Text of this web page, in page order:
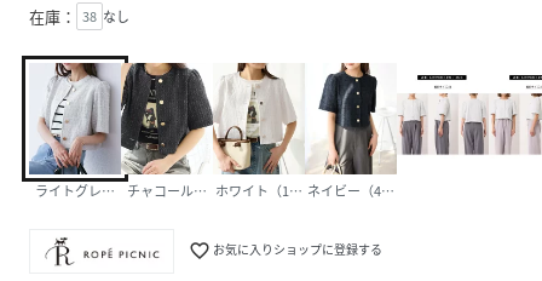
在庫： 38 なし
ライトグレー（08）チャコール（06）ホワイト（10）ネイビー（40）
favorite_border お気に入りショップに登録する